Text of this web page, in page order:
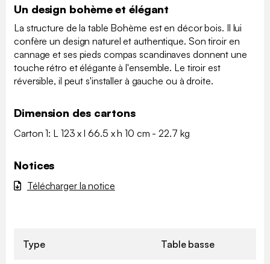
Un design bohème et élégant
La structure de la table Bohème est en décor bois. Il lui
confère un design naturel et authentique. Son tiroir en
cannage et ses pieds compas scandinaves donnent une
touche rétro et élégante à l'ensemble. Le tiroir est
réversible, il peut s'installer à gauche ou à droite.
Dimension des cartons
Carton 1: L 123 x l 66.5 x h 10 cm - 22.7 kg
Notices
Télécharger la notice
Type Table basse